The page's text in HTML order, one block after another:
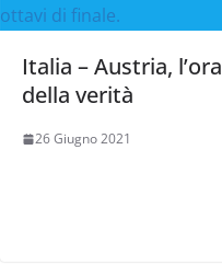
Italia – Austria, l’ora
della verità
26 Giugno 2021